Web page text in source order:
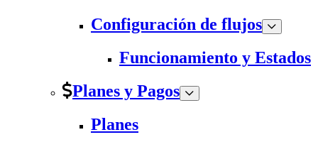
Configuración de flujos
Funcionamiento y Estados
Planes y Pagos
Planes